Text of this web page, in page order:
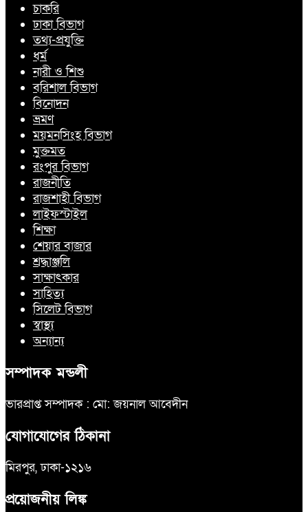
চাকরি
ঢাকা বিভাগ
তথ্য-প্রযুক্তি
ধর্ম
নারী ও শিশু
বরিশাল বিভাগ
বিনোদন
ভ্রমণ
ময়মনসিংহ বিভাগ
মুক্তমত
রংপুর বিভাগ
রাজনীতি
রাজশাহী বিভাগ
লাইফস্টাইল
শিক্ষা
শেয়ার বাজার
শ্রদ্ধাঞ্জলি
সাক্ষাৎকার
সাহিত্য
সিলেট বিভাগ
স্বাস্থ্য
অন্যান্য
সম্পাদক মন্ডলী
ভারপ্রাপ্ত সম্পাদক : মো: জয়নাল আবেদীন
যোগাযোগের ঠিকানা
মিরপুর, ঢাকা-১২১৬
প্রয়োজনীয় লিঙ্ক